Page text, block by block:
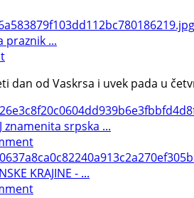
praznik ...
dan od Vaskrsa i uvek pada u
znamenita srpska ...
KRAJINE - ...